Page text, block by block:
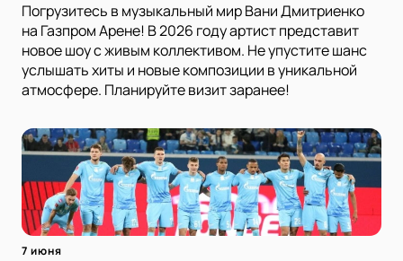
Погрузитесь в музыкальный мир Вани Дмитриенко
на Газпром Арене! В 2026 году артист представит
новое шоу с живым коллективом. Не упустите шанс
услышать хиты и новые композиции в уникальной
атмосфере. Планируйте визит заранее!
7 июня